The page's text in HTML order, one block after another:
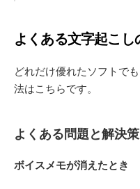
よくある文字起こ
どれだけ優れたソフトで
法はこちらです。
よくある問題と解決策
ボイスメモが消えたとき